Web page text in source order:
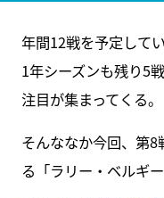
年間12戦を予定して
1年シーズンも残り5
注目が集まってくる。
そんななか今回、第8
る「ラリー・ベルギ